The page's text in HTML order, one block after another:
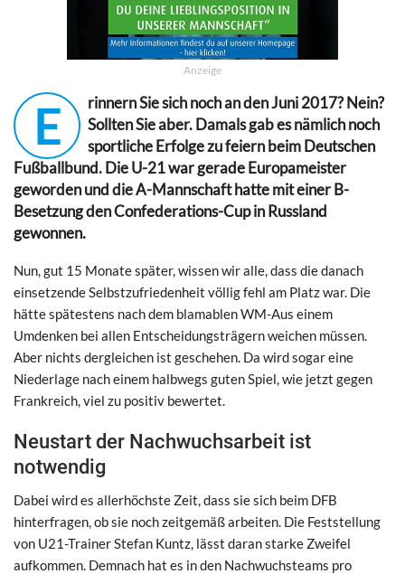
Anzeige
E
rinnern Sie sich noch an den Juni 2017? Nein?
Sollten Sie aber. Damals gab es nämlich noch
sportliche Erfolge zu feiern beim Deutschen
Fußballbund. Die U-21 war gerade Europameister
geworden und die A-Mannschaft hatte mit einer B-
Besetzung den Confederations-Cup in Russland
gewonnen.
Nun, gut 15 Monate später, wissen wir alle, dass die danach
einsetzende Selbstzufriedenheit völlig fehl am Platz war. Die
hätte spätestens nach dem blamablen WM-Aus einem
Umdenken bei allen Entscheidungsträgern weichen müssen.
Aber nichts dergleichen ist geschehen. Da wird sogar eine
Niederlage nach einem halbwegs guten Spiel, wie jetzt gegen
Frankreich, viel zu positiv bewertet.
Neustart der Nachwuchsarbeit ist
notwendig
Dabei wird es allerhöchste Zeit, dass sie sich beim DFB
hinterfragen, ob sie noch zeitgemäß arbeiten. Die Feststellung
von U21-Trainer Stefan Kuntz, lässt daran starke Zweifel
aufkommen. Demnach hat es in den Nachwuchsteams pro